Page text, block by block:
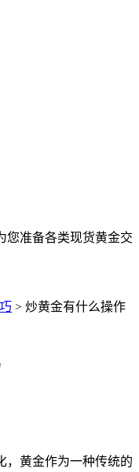
您准备各类现货黄金交
> 炒黄金有什么操作
，黄金作为一种传统的